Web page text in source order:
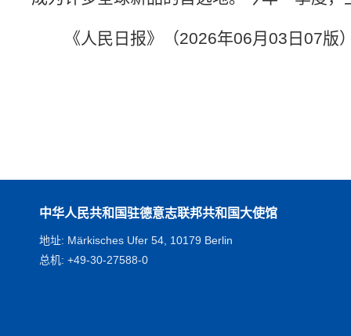
《人民日报》（2026年06月03日07版
中华人民共和国驻德意志联邦共和国大使馆
地址: Märkisches Ufer 54, 10179 Berlin
总机: +49-30-27588-0